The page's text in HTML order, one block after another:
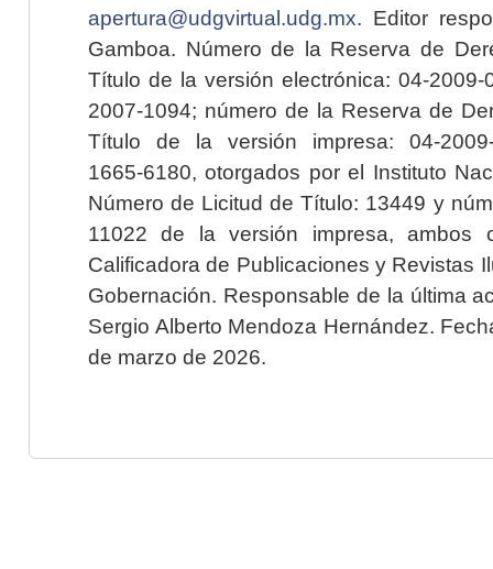
apertura@udgvirtual.udg.mx. Editor
Gamboa. Número de la Reserva de
Título de la versión electrónica: 04-2009-
2007-1094; número de la Reserva de
Título de la versión impresa: 04-2009-
1665-6180, otorgados por el Instituto
Número de Licitud de Título: 13449 y
11022 de la versión impresa, ambos
Calificadora de Publicaciones y Revistas
Gobernación. Responsable de la última
Sergio Alberto Mendoza Hernández.
de marzo de 2026.